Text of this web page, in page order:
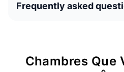
Frequently asked
domicile. Les gens
chambre privée et partagent
Chambres Que